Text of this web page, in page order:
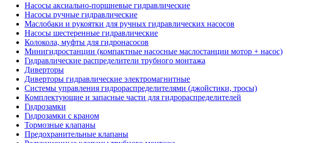
Насосы аксиально-поршневые гидравлические
Насосы ручные гидравлические
Маслобаки и рукоятки для ручных гидравлических насосов
Насосы шестеренные гидравлические
Колокола, муфты для гидронасосов
Минигидростанции (компактные насосные маслостанции мотор + насос)
Гидравлические распределители трубного монтажа
Диверторы
Диверторы гидравлические электромагнитные
Системы управления гидрораспределителями (джойстики, тросы)
Комплектующие и запасные части для гидрораспределителей
Гидрозамки
Гидрозамки с краном
Тормозные клапаны
Предохранительные клапаны